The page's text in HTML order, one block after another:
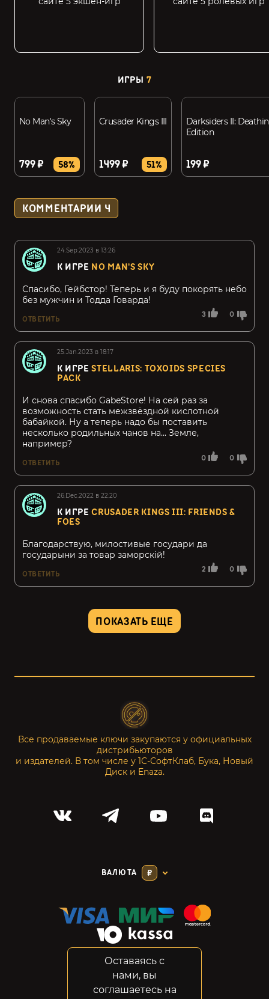
ИГРЫ 7
No Man's Sky
799 ₽ 58%
Crusader Kings III
1499 ₽ 51%
Darksiders II:
Edition
199 ₽
КОММЕНТАРИИ 4
24.Sep.2023 в 13:26
К ИГРЕ NO MAN'S SKY
3 0
Спасибо, Гейбстор! Теперь и я буду покорять небо
без мужчин и Тодда Говарда!
ОТВЕТИТЬ
25.Jan.2023 в 18:17
К ИГРЕSTELLARIS: TOXOIDS SPECIES
PACK
0 0
И снова спасибо GabeStore! На сей раз за
возможность стать межзвёздной кислотной
бабайкой. Ну а теперь надо бы поставить
несколько родильных чанов на... Земле,
например?
ОТВЕТИТЬ
26.Dec.2022 в 22:20
К ИГРЕCRUSADER KINGS III: FRIENDS &
FOES
2 0
​Благодарствую​, ​милостивые​ государи да
государыни за товар ​заморскій​!
ОТВЕТИТЬ
ПОКАЗАТЬ ЕЩЕ
Все продаваемые ключи закупаются у официальных
дистрибьюторов
и издателей. В том числе у 1С-СофтКлаб, Бука, Новый
Диск и Enaza.
ВАЛЮТА ₽
Конфиденциальность
Возвраты
Оставаясь с
нами, вы
соглашаетесь на